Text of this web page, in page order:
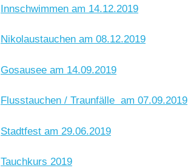
Innschwimmen am 14.12.2019
Nikolaustauchen am 08.12.2019
Gosausee am 14.09.2019
Flusstauchen / Traunfälle am 07.09.2019
Stadtfest am 29.06.2019
Tauchkurs 2019